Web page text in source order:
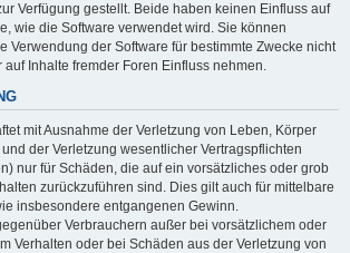
Verfügung gestellt. Beide haben keinen Einfluss auf
wie die Software verwendet wird. Sie können
Verwendung der Software für bestimmte Zwecke nicht
auf Inhalte fremder Foren Einfluss nehmen.
mit Ausnahme der Verletzung von Leben, Körper
der Verletzung wesentlicher Vertragspflichten
nur für Schäden, die auf ein vorsätzliches oder grob
zurückzuführen sind. Dies gilt auch für mittelbare
insbesondere entgangenen Gewinn.
Verbrauchern außer bei vorsätzlichem oder
Verhalten oder bei Schäden aus der Verletzung von